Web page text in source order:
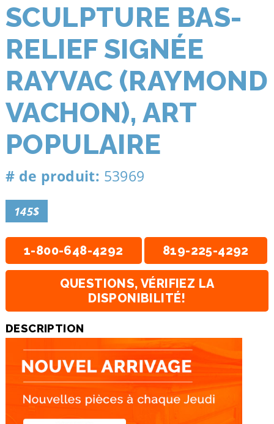
SCULPTURE BAS-
RELIEF SIGNÉE
RAYVAC (RAYMOND
VACHON), ART
POPULAIRE
# de produit: 53969
145$
1-800-648-4292 819-225-4292
QUESTIONS, VÉRIFIEZ LA
DISPONIBILITÉ!
DESCRIPTION